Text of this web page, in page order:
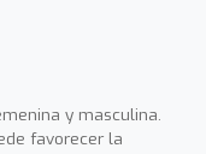
y masculina.
favorecer la